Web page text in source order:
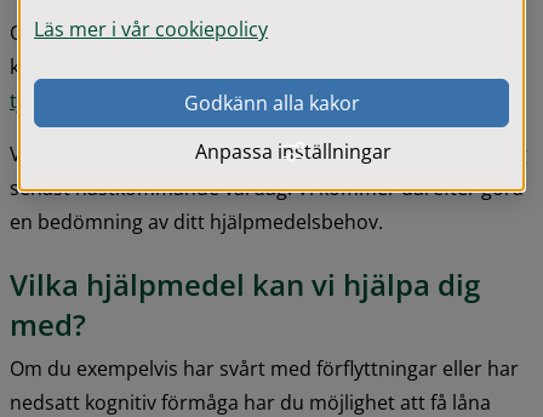
Om du har behov av hjälpmedel är du välkommen att
kontakta rehabenheten genom att använda
tjänsten
eller ringa till kontaktcenter 0371-810 00
Vi tar emot ditt ärende och rehabenheten ringer upp dig
senast nästkommande vardag. Vi kommer därefter göra
en bedömning av ditt hjälpmedelsbehov.
Vilka hjälpmedel kan vi hjälpa dig
med?
Om du exempelvis har svårt med förflyttningar eller har
nedsatt kognitiv förmåga har du möjlighet att få låna
Läs mer i vår cookiepolicy
Godkänn alla kakor
Anpassa inställningar